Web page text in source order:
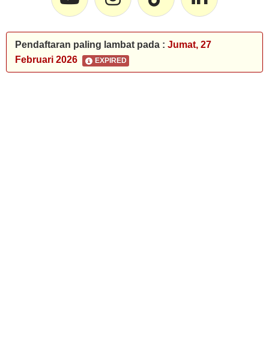
Pendaftaran paling lambat pada : Jumat, 27
Februari 2026
EXPIRED